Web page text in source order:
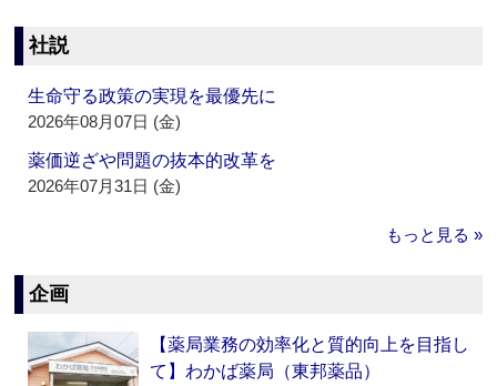
社説
生命守る政策の実現を最優先に
2026年08月07日 (金)
薬価逆ざや問題の抜本的改革を
2026年07月31日 (金)
もっと見る »
企画
【薬局業務の効率化と質的向上を目指し
て】わかば薬局（東邦薬品）